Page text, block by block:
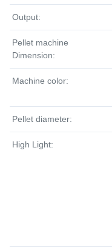
Output:
Pellet machine
Dimension:
Machine color:
Pellet diameter:
High Light: